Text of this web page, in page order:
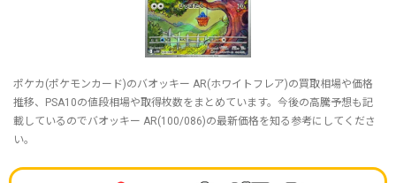
ポケカ(ポケモンカード)のバオッキー AR(ホワイトフレア)の買取相場や価格
推移、PSA10の値段相場や取得枚数をまとめています。今後の高騰予想も記
載しているのでバオッキー AR(100/086)の最新価格を知る参考にしてくださ
い。